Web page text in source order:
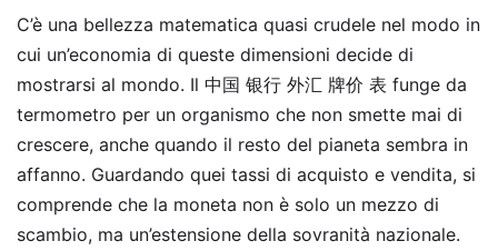
C’è una bellezza matematica quasi crudele nel modo in
cui un’economia di queste dimensioni decide di
mostrarsi al mondo. Il 中国 银行 外汇 牌价 表 funge da
termometro per un organismo che non smette mai di
crescere, anche quando il resto del pianeta sembra in
affanno. Guardando quei tassi di acquisto e vendita, si
comprende che la moneta non è solo un mezzo di
scambio, ma un’estensione della sovranità nazionale.